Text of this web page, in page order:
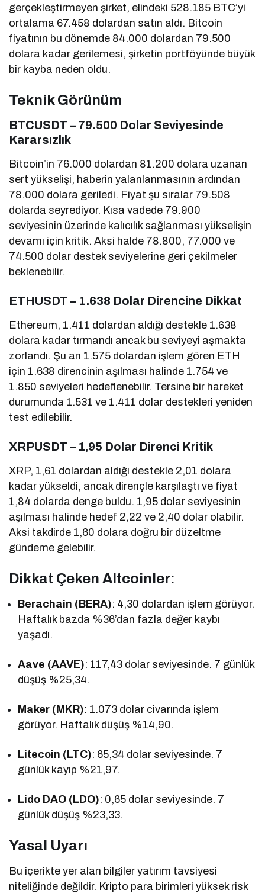
gerçekleştirmeyen şirket, elindeki 528.185 BTC’yi
ortalama 67.458 dolardan satın aldı. Bitcoin
fiyatının bu dönemde 84.000 dolardan 79.500
dolara kadar gerilemesi, şirketin portföyünde büyük
bir kayba neden oldu.
Teknik Görünüm
BTCUSDT – 79.500 Dolar Seviyesinde
Kararsızlık
Bitcoin’in 76.000 dolardan 81.200 dolara uzanan
sert yükselişi, haberin yalanlanmasının ardından
78.000 dolara geriledi. Fiyat şu sıralar 79.508
dolarda seyrediyor. Kısa vadede 79.900
seviyesinin üzerinde kalıcılık sağlanması yükselişin
devamı için kritik. Aksi halde 78.800, 77.000 ve
74.500 dolar destek seviyelerine geri çekilmeler
beklenebilir.
ETHUSDT – 1.638 Dolar Direncine Dikkat
Ethereum, 1.411 dolardan aldığı destekle 1.638
dolara kadar tırmandı ancak bu seviyeyi aşmakta
zorlandı. Şu an 1.575 dolardan işlem gören ETH
için 1.638 direncinin aşılması halinde 1.754 ve
1.850 seviyeleri hedeflenebilir. Tersine bir hareket
durumunda 1.531 ve 1.411 dolar destekleri yeniden
test edilebilir.
XRPUSDT – 1,95 Dolar Direnci Kritik
XRP, 1,61 dolardan aldığı destekle 2,01 dolara
kadar yükseldi, ancak dirençle karşılaştı ve fiyat
1,84 dolarda denge buldu. 1,95 dolar seviyesinin
aşılması halinde hedef 2,22 ve 2,40 dolar olabilir.
Aksi takdirde 1,60 dolara doğru bir düzeltme
gündeme gelebilir.
Dikkat Çeken Altcoinler:
Berachain (BERA): 4,30 dolardan işlem görüyor.
Haftalık bazda %36’dan fazla değer kaybı
yaşadı.
Aave (AAVE): 117,43 dolar seviyesinde. 7 günlük
düşüş %25,34.
Maker (MKR): 1.073 dolar civarında işlem
görüyor. Haftalık düşüş %14,90.
Litecoin (LTC): 65,34 dolar seviyesinde. 7
günlük kayıp %21,97.
Lido DAO (LDO): 0,65 dolar seviyesinde. 7
günlük düşüş %23,33.
Yasal Uyarı
Bu içerikte yer alan bilgiler yatırım tavsiyesi
niteliğinde değildir. Kripto para birimleri yüksek risk